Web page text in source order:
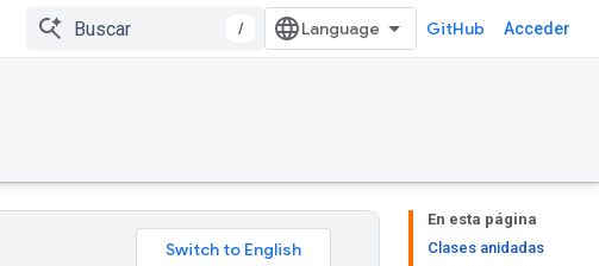
/ GitHub Acceder
En esta página
Clases anidadas